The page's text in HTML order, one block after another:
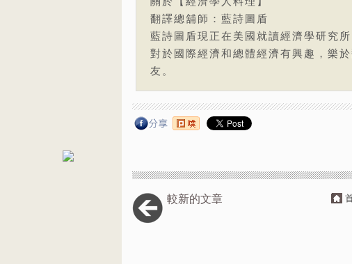
翻譯總舖師：藍詩圖盾
藍詩圖盾現正在美國就讀經濟學研究
對於國際經濟和總體經濟有興趣，樂
友。
較新的文章